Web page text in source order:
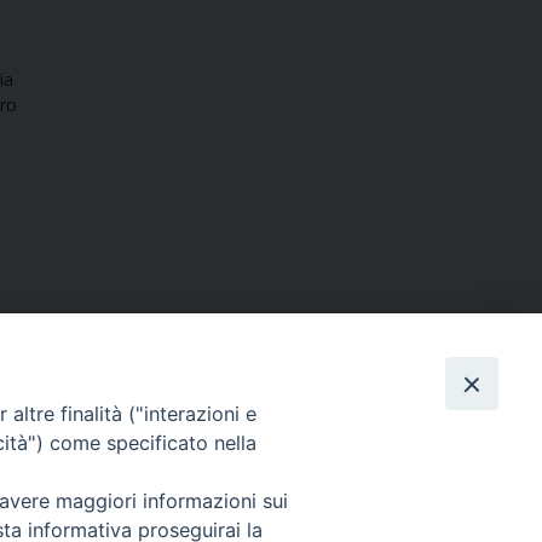
SEGUICI SU
Facebook
Instagram
X YouTube
altre finalità ("interazioni e
come specificato nella
maggiori informazioni sui
informativa proseguirai la